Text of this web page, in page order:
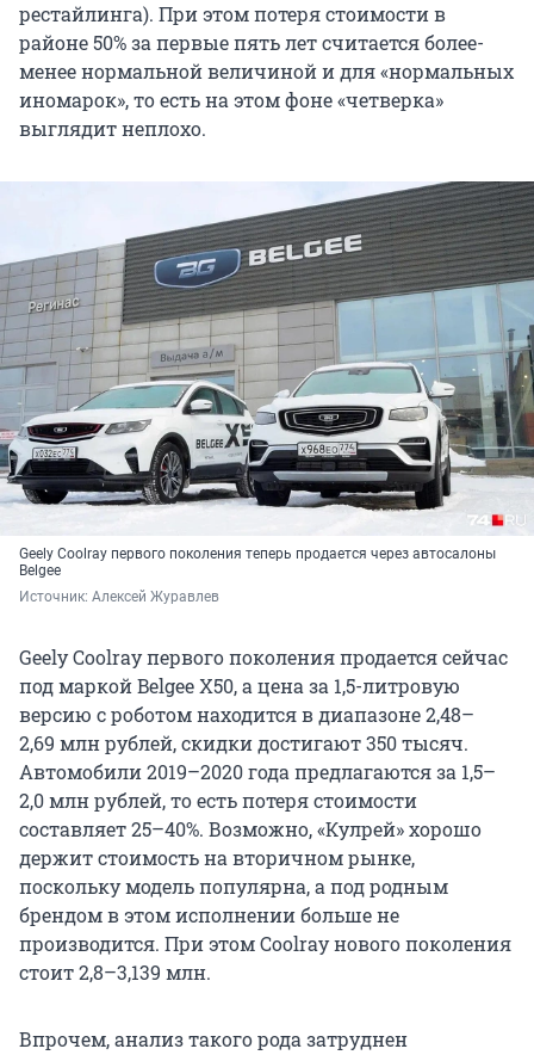
рестайлинга). При этом потеря стоимости в
районе 50% за первые пять лет считается более-
менее нормальной величиной и для «нормальных
иномарок», то есть на этом фоне «четверка»
выглядит неплохо.
Geely Coolray первого поколения теперь продается через автосалоны
Belgee
Источник: Алексей Журавлев
Geely Coolray первого поколения продается сейчас
под маркой Belgee X50, а цена за 1,5-литровую
версию с роботом находится в диапазоне 2,48–
2,69 млн рублей, скидки достигают 350 тысяч.
Автомобили 2019–2020 года предлагаются за 1,5–
2,0 млн рублей, то есть потеря стоимости
составляет 25–40%. Возможно, «Кулрей» хорошо
держит стоимость на вторичном рынке,
поскольку модель популярна, а под родным
брендом в этом исполнении больше не
производится. При этом Coolray нового поколения
стоит 2,8–3,139 млн.
Впрочем, анализ такого рода затруднен